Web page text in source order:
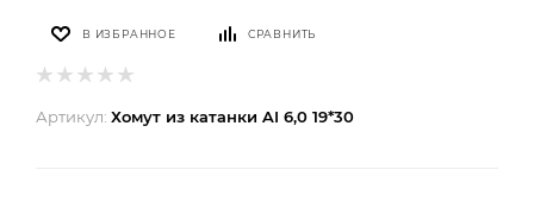
В ИЗБРАННОЕ СРАВНИТЬ
Артикул: Хомут из катанки AI 6,0 19*30